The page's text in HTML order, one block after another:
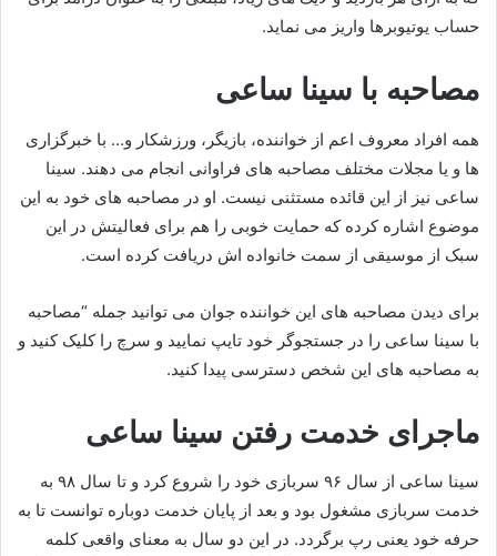
حساب یوتیوبرها واریز می نماید.
مصاحبه با سینا ساعی
همه افراد معروف اعم از خواننده، بازیگر، ورزشکار و… با خبرگزاری
ها و یا مجلات مختلف مصاحبه های فراوانی انجام می دهند. سینا
ساعی نیز از این قائده مستثنی نیست. او در مصاحبه‌ های خود به این
موضوع اشاره کرده که حمایت خوبی را هم برای فعالیتش در این
سبک از موسیقی از سمت خانواده‌ اش دریافت کرده است.
برای دیدن مصاحبه های این خواننده جوان می توانید جمله “مصاحبه
با سینا ساعی را در جستجوگر خود تایپ نمایید و سرچ را کلیک کنید و
به مصاحبه های این شخص دسترسی پیدا کنید.
ماجرای خدمت رفتن سینا ساعی
سینا ساعی از سال ۹۶ سربازی خود را شروع کرد و تا سال ۹۸ به
خدمت سربازی مشغول بود و بعد از پایان خدمت دوباره توانست تا به
حرفه خود یعنی رپ برگردد. در این دو سال به معنای واقعی کلمه